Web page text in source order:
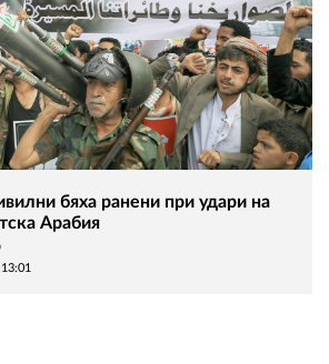
бяха ранени при удари на
Арабия
13:01